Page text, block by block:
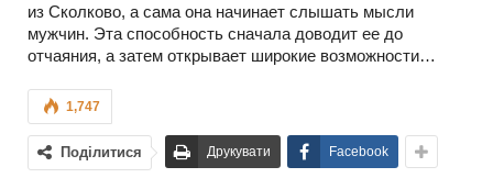
из Сколково, а сама она начинает слышать мысли
мужчин. Эта способность сначала доводит ее до
отчаяния, а затем открывает широкие возможности…
1,747
Поділитися Друкувати Facebook